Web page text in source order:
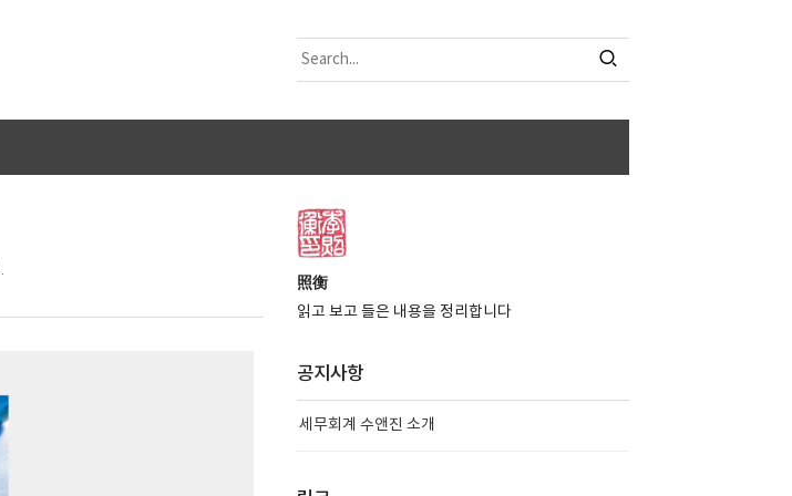
照衡
읽고 보고 들은 내용을 정리합니다
공지사항
세무회계 수앤진 소개